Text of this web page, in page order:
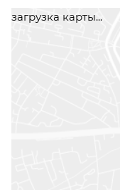
загрузка карты...